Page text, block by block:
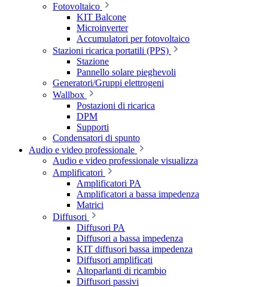
Fotovoltaico
KIT Balcone
Microinverter
Accumulatori per fotovoltaico
Stazioni ricarica portatili (PPS)
Stazione
Pannello solare pieghevoli
Generatori/Gruppi elettrogeni
Wallbox
Postazioni di ricarica
DPM
Supporti
Condensatori di spunto
Audio e video professionale
Audio e video professionale visualizza
Amplificatori
Amplificatori PA
Amplificatori a bassa impedenza
Matrici
Diffusori
Diffusori PA
Diffusori a bassa impedenza
KIT diffusori bassa impedenza
Diffusori amplificati
Altoparlanti di ricambio
Diffusori passivi